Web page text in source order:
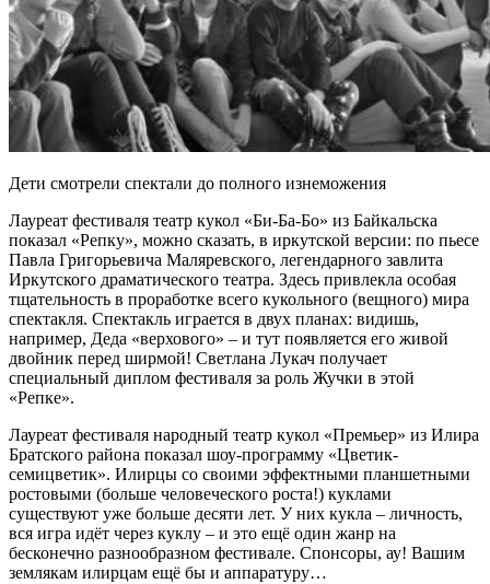
Дети смотрели спектали до полного изнеможения
Лауреат фестиваля театр кукол «Би-Ба-Бо» из Байкальска
показал «Репку», можно сказать, в иркутской версии: по пьесе
Павла Григорьевича Маляревского, легендарного зав­лита
Иркутского драматического театра. Здесь привлекла особая
тщательность в проработке всего кукольного (вещного) мира
спектакля. Спектакль играется в двух планах: видишь,
например, Деда «верхового» – и тут появляется его живой
двойник перед ширмой! Светлана Лукач получает
специальный диплом фестиваля за роль Жучки в этой
«Репке».
Лауреат фестиваля народный театр кукол «Премьер» из Илира
Братского района показал шоу-программу «Цветик-
семицветик». Илирцы со своими эффектными планшетными
ростовыми (больше человеческого роста!) куклами
существуют уже больше десяти лет. У них кукла – личность,
вся игра идёт через куклу – и это ещё один жанр на
бесконечно разно­образном фестивале. Спонсоры, ау! Вашим
землякам илирцам ещё бы и аппаратуру…